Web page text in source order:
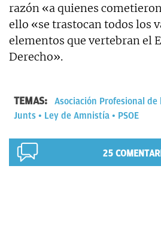
razón «a quienes
ello «se trastocan todos los
elementos que vertebran el
Derecho».
TEMAS:
Asociación Profesional
Junts
Ley de Amnistía PSOE
25